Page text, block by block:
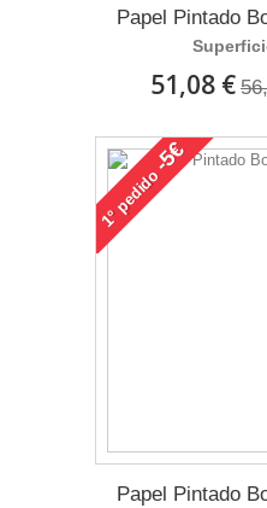
Papel Pintado
51,08 €
1°
pedido
-5€
Papel Pintado